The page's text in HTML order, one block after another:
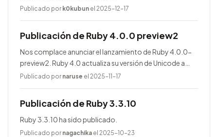
Publicado por k0kubun el 2025-12-17
Publicación de Ruby 4.0.0 preview2
Nos complace anunciar el lanzamiento de Ruby 4.0.0-
preview2. Ruby 4.0 actualiza su versión de Unicode a
17.0.0, entre otras novedades.
Publicado por naruse el 2025-11-17
Publicación de Ruby 3.3.10
Ruby 3.3.10 ha sido publicado.
Publicado por nagachika el 2025-10-23